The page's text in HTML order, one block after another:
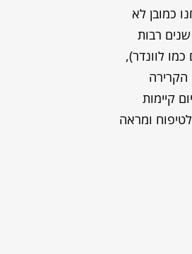
כמובן לא
רבות
לוונדר),
הקרירה
קיימות
ומראה